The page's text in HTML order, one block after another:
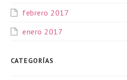
febrero 2017
enero 2017
CATEGORÍAS